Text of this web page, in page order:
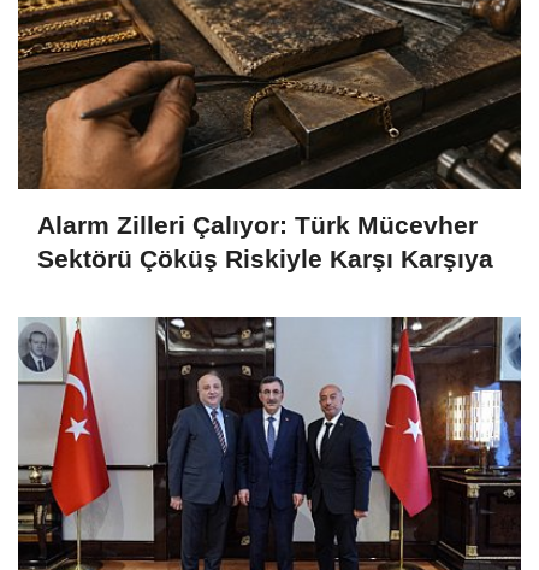
Alarm Zilleri Çalıyor: Türk Mücevher
Sektörü Çöküş Riskiyle Karşı Karşıya